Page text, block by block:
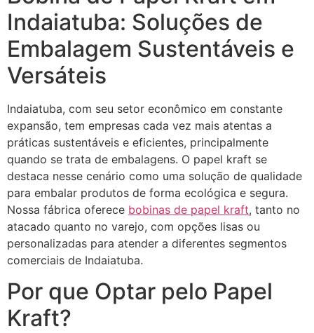
Indaiatuba: Soluções de
Embalagem Sustentáveis e
Versáteis
Indaiatuba, com seu setor econômico em constante
expansão, tem empresas cada vez mais atentas a
práticas sustentáveis e eficientes, principalmente
quando se trata de embalagens. O papel kraft se
destaca nesse cenário como uma solução de qualidade
para embalar produtos de forma ecológica e segura.
Nossa fábrica oferece bobinas de papel kraft, tanto no
atacado quanto no varejo, com opções lisas ou
personalizadas para atender a diferentes segmentos
comerciais de Indaiatuba.
Por que Optar pelo Papel
Kraft?